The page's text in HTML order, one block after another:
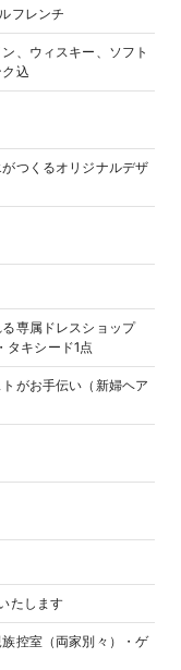
フレンチ
、ウィスキー、ソフト
込
つくるオリジナルデザ
専属ドレスショップ
タキシード1点
がお手伝い（新婦ヘア
たします
控室（両家別々）・ゲ